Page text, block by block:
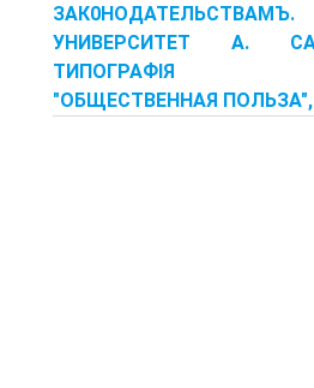
УНИВЕРСИТЕТ А.
ТИПОГРАФІЯ
"ОБЩЕСТВЕННАЯ ПОЛЬЗА",